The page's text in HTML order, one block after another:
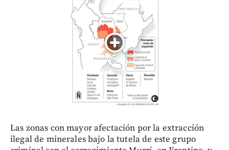
Las zonas con mayor afectación por la extracción
ilegal de minerales bajo la tutela de este grupo